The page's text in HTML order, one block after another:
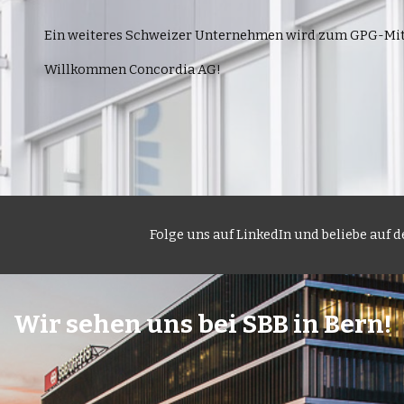
Ein weiteres Schweizer Unternehmen wird zum GPG-
Willkommen Concordia AG!
Folge uns auf LinkedIn und beliebe auf
Wir sehen uns bei SBB in Bern!